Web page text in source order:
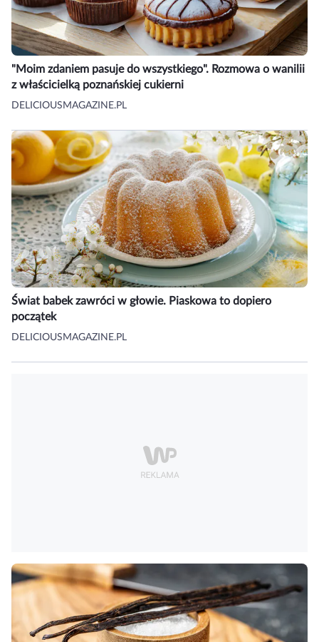
"Moim zdaniem pasuje do wszystkiego". Rozmowa o wanilii
z właścicielką poznańskiej cukierni
DELICIOUSMAGAZINE.PL
Świat babek zawróci w głowie. Piaskowa to dopiero
początek
DELICIOUSMAGAZINE.PL